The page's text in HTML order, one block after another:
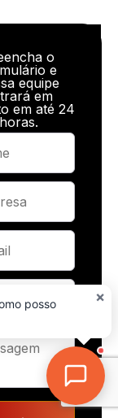
o
e
equipe
em
em até 24
horas.
×
posso